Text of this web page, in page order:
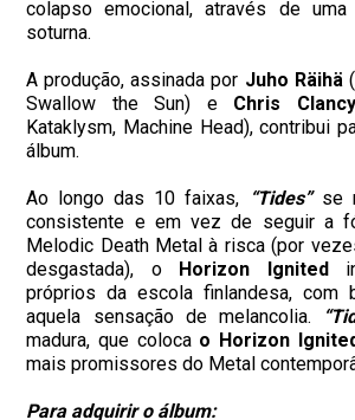
colapso emocional, através de uma
soturna.
A produção, assinada por Juho Räihä
Swallow the Sun) e Chris Clancy
Kataklysm, Machine Head), contribui
álbum.
Ao longo das 10 faixas, “Tides”se
consistente e em vez de seguir a
Melodic Death Metal à risca (por
desgastada), o Horizon Ignited
próprios da escola finlandesa, com
aquela sensação de melancolia.
madura, que coloca o Horizon
mais promissores do Metal
Para adquirir o álbum: